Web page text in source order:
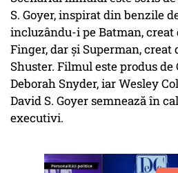
S. Goyer, inspirat din benzile
incluzându-i pe Batman, creat
Finger, dar şi Superman, creat
Shuster. Filmul este produs de
Deborah Snyder, iar Wesley
David S. Goyer semnează în
executivi.